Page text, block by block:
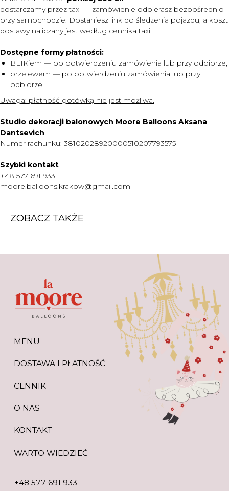
dostarczamy przez taxi — zamówienie odbierasz bezpośrednio
przy samochodzie. Dostaniesz link do śledzenia pojazdu, a koszt
dostawy naliczany jest według cennika taxi.
Dostępne formy płatności:
BLIKiem — po potwierdzeniu zamówienia lub przy odbiorze,
przelewem — po potwierdzeniu zamówienia lub przy
odbiorze.
Uwaga: płatność gotówką nie jest możliwa.
Studio dekoracji balonowych Moore Balloons Aksana
Dantsevich
Numer rachunku: 38102028920000510207793575
Szybki kontakt
+48 577 691 933
moore.balloons.krakow@gmail.com
ZOBACZ TAKŻE
moore.balloons.krakow@gmail.com
KONTAKT
O NAS
CENNIK
DOSTAWA I PŁATNOŚĆ
WARTO WIEDZIEĆ
POLITYKA PRYWATNOŚCI
MENU